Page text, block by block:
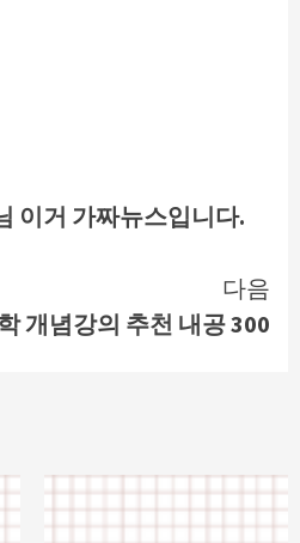
이거 가짜뉴스입니다.
다음
개념강의 추천 내공 300